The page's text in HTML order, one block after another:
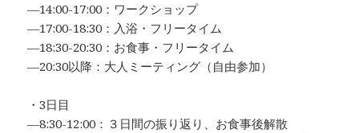
—14:00-17:00：ワークショップ
—17:00-18:30：入浴・フリータイム
—18:30-20:30：お食事・フリータイム
—20:30以降：大人ミーティング（自由参加）
・3日目
—8:30-12:00：３日間の振り返り、お食事後解散